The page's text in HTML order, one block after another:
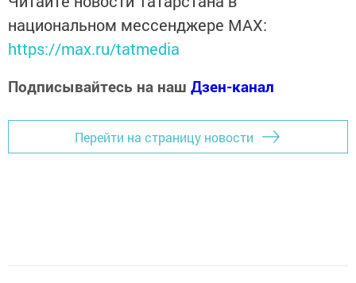
национальном мессенджере MАХ:
https://max.ru/tatmedia
Подписывайтесь на наш Дзен-канал
Перейти на страницу новости